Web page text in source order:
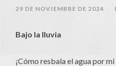
29 DE NOVIEMBRE DE 2024
Bajo la lluvia
¡Cómo resbala el agua por